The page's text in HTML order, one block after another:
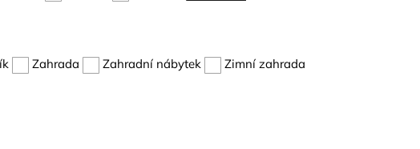
Zahrada Zahradní nábytek Zimní zahrada